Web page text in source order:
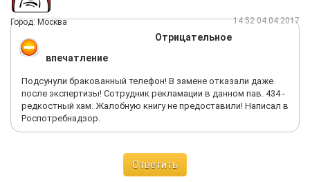
Город: Москва 14:52 04.04.2017
Отрицательное
впечатление
Подсунули бракованный телефон! В замене отказали даже
после экспертизы! Сотрудник рекламации в данном пав. 434 -
редкостный хам. Жалобную книгу не предоставили! Написал в
Роспотребнадзор.
Ответить